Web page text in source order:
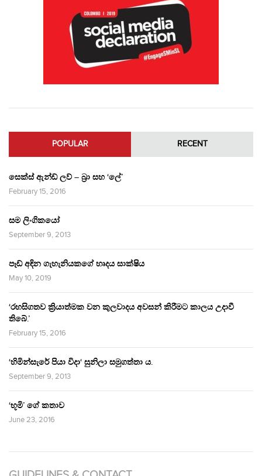
POPULAR RECENT
සෙක්ස් ඇන්ඩ් ලව් – බ්‍රා සහ ‘ලේ’
February 15, 2016
සම ලිංගිකයෝ
September 9, 2013
පෑඩ් අඳින ගැහැනියකගේ හෘදය සාක්ෂිය
May 10, 2019
‘රහසිගතව ක්‍රියාත්මක වන කුලවාදය අවසන් කිරීමට කාලය උදාවී
තිබේ.’
February 15, 2016
‘හිමින්සැරේ පියා විදා‘ සුනිලා සමුගත්තා ය.
September 9, 2013
‘භූමි’ ගේ කතාව
June 23, 2016